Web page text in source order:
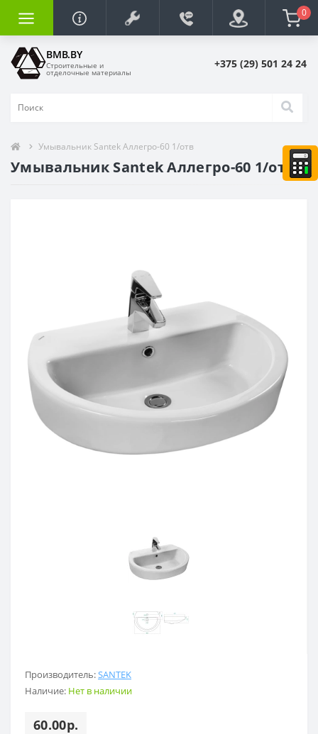
0
BMB.BY
Строительные и
отделочные материалы
+375 (29) 501 24 24
Умывальник Santek Аллегро-60 1/отв
Умывальник Santek Аллегро-60 1/отв
Производитель:SANTEK
Наличие: Нет в наличии
60.00р.